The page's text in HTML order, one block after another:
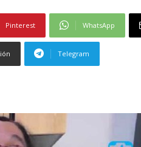
Pinterest WhatsApp
Telegram